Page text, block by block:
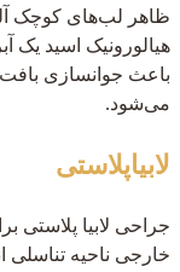
ظاهر لب‌های کوچک
هیالورونیک اسید
باعث جوانسازی
می‌شود.
لابیاپلاستی
جراحی لابیا پلاستی
خارجی ناحیه تناسلی